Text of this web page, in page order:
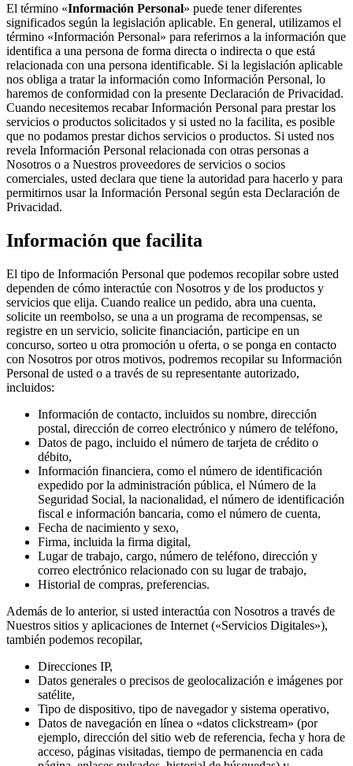
El término «Información Personal» puede tener diferentes
significados según la legislación aplicable. En general, utilizamos el
término «Información Personal» para referirnos a la información que
identifica a una persona de forma directa o indirecta o que está
relacionada con una persona identificable. Si la legislación aplicable
nos obliga a tratar la información como Información Personal, lo
haremos de conformidad con la presente Declaración de Privacidad.
Cuando necesitemos recabar Información Personal para prestar los
servicios o productos solicitados y si usted no la facilita, es posible
que no podamos prestar dichos servicios o productos. Si usted nos
revela Información Personal relacionada con otras personas a
Nosotros o a Nuestros proveedores de servicios o socios
comerciales, usted declara que tiene la autoridad para hacerlo y para
permitirnos usar la Información Personal según esta Declaración de
Privacidad.
Información que facilita
El tipo de Información Personal que podemos recopilar sobre usted
dependen de cómo interactúe con Nosotros y de los productos y
servicios que elija. Cuando realice un pedido, abra una cuenta,
solicite un reembolso, se una a un programa de recompensas, se
registre en un servicio, solicite financiación, participe en un
concurso, sorteo u otra promoción u oferta, o se ponga en contacto
con Nosotros por otros motivos, podremos recopilar su Información
Personal de usted o a través de su representante autorizado,
incluidos:
Información de contacto, incluidos su nombre, dirección
postal, dirección de correo electrónico y número de teléfono,
Datos de pago, incluido el número de tarjeta de crédito o
débito,
Información financiera, como el número de identificación
expedido por la administración pública, el Número de la
Seguridad Social, la nacionalidad, el número de identificación
fiscal e información bancaria, como el número de cuenta,
Fecha de nacimiento y sexo,
Firma, incluida la firma digital,
Lugar de trabajo, cargo, número de teléfono, dirección y
correo electrónico relacionado con su lugar de trabajo,
Historial de compras, preferencias.
Además de lo anterior, si usted interactúa con Nosotros a través de
Nuestros sitios y aplicaciones de Internet («Servicios Digitales»),
también podemos recopilar,
Direcciones IP,
Datos generales o precisos de geolocalización e imágenes por
satélite,
Tipo de dispositivo, tipo de navegador y sistema operativo,
Datos de navegación en línea o «datos clickstream» (por
ejemplo, dirección del sitio web de referencia, fecha y hora de
acceso, páginas visitadas, tiempo de permanencia en cada